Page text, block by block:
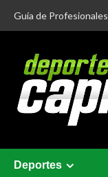
Guía de Profesionales
Deportes